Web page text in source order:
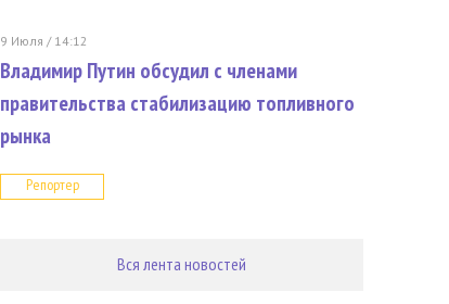
9 Июля / 14:12
Владимир Путин обсудил с членами
правительства стабилизацию топливного
рынка
Репортер
Вся лента новостей